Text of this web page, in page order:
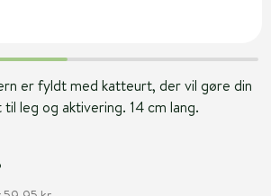
er fyldt med katteurt, der vil gøre din
leg og aktivering. 14 cm lang.